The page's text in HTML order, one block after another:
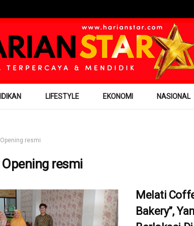
LIFESTYLE EKONOMI NASIONAL
resmi
resmi
Melati
Bakery”,